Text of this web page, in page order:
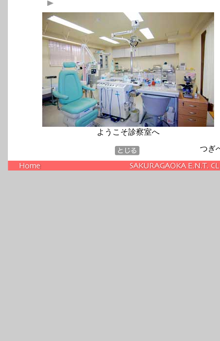
ようこそ診察室へ
つぎ